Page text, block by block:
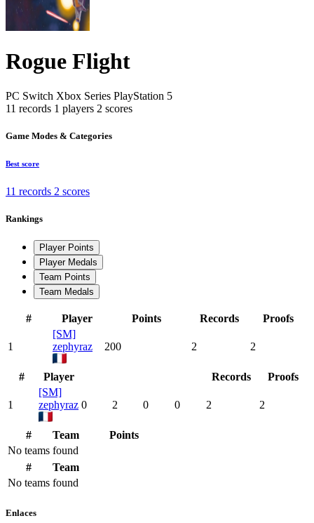
Rogue Flight
PC Switch Xbox Series PlayStation 5
11 records 1 players 2 scores
Game Modes & Categories
Best score
11 records 2 scores
Rankings
Player Points
Player Medals
Team Points
Team Medals
# Player Points Records Proofs
1
[SM]
zephyraz
200 2 2
# Player Records Proofs
1
[SM]
zephyraz 0 2 0 0 2 2
# Team
Points
No teams found
#
Team
No teams found
Enlaces